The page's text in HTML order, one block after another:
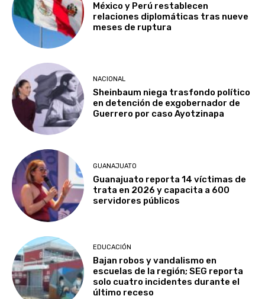
México y Perú restablecen
relaciones diplomáticas tras nueve
meses de ruptura
NACIONAL
Sheinbaum niega trasfondo político
en detención de exgobernador de
Guerrero por caso Ayotzinapa
GUANAJUATO
Guanajuato reporta 14 víctimas de
trata en 2026 y capacita a 600
servidores públicos
EDUCACIÓN
Bajan robos y vandalismo en
escuelas de la región; SEG reporta
solo cuatro incidentes durante el
último receso